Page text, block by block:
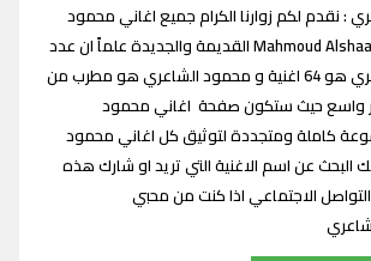
: نقدم لكم زوارنا الكرام جميع اغاني محمود
الشاعري Mahmoud Alshaaery songs القديمة والجديدة علماً ان عدد
اغاني محمود الشاعري هو 64 اغنية و محمود الشاعري هو مطرب من
واسع حيث ستكون صفحة اغاني محمود
كاملة ومتجددة لتوثيق كل اغاني محمود
البحث عن اسم الاغنية التي تريد او شارك هذه
الاجتماعي اذا كنت من محبي